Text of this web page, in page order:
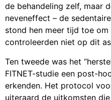
de behandeling zelf, maar
neveneffect – de
stond hen meer tijd toe
controleerden niet op dit
Ten tweede was het
FITNET-studie een post-
erkenden. Het protocol
uiteraard de uitkomsten